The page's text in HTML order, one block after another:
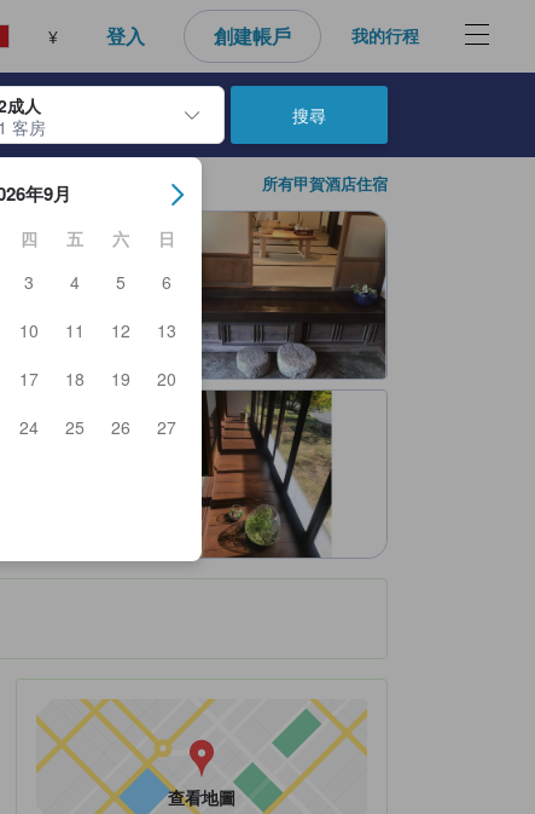
¥ 登入 創建帳戶 我的行程
成人
1 客房
用Enter鍵選擇日期後，入住日期將會選取。請重覆相同步驟以選
年9月
四 五 六
日
3 4 5
6
10 11 12
13
17 18 19
20
24 25 26
27
搜尋
所有甲賀酒店住宿
查看地圖